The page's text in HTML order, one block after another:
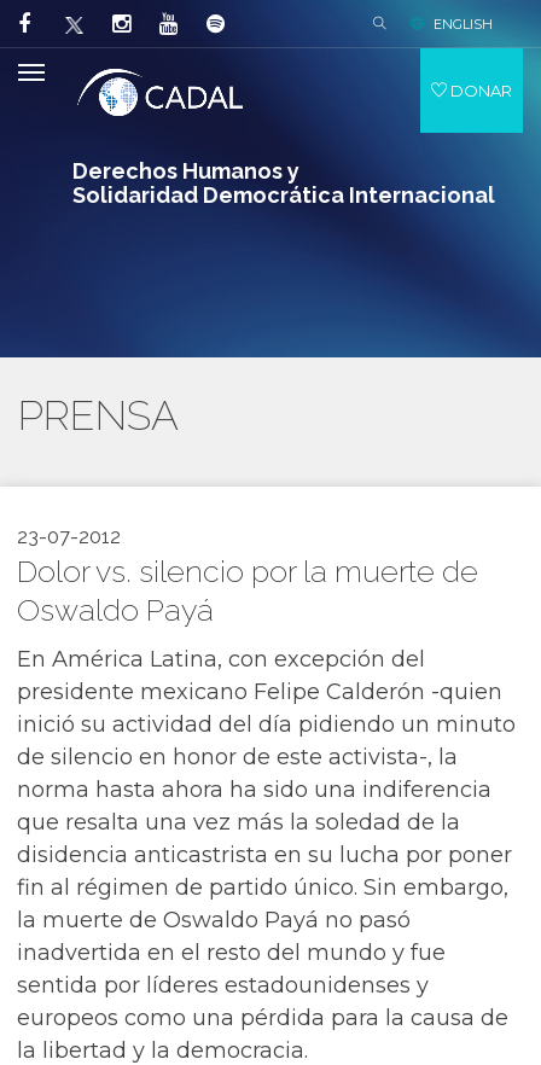
Derechos Humanos y
Solidaridad Democrática Internacional
ENGLISH
DONAR
PRENSA
23-07-2012
Dolor vs. silencio por la muerte de
Oswaldo Payá
En América Latina, con excepción del
presidente mexicano Felipe Calderón -quien
inició su actividad del día pidiendo un minuto
de silencio en honor de este activista-, la
norma hasta ahora ha sido una indiferencia
que resalta una vez más la soledad de la
disidencia anticastrista en su lucha por poner
fin al régimen de partido único. Sin embargo,
la muerte de Oswaldo Payá no pasó
inadvertida en el resto del mundo y fue
sentida por líderes estadounidenses y
europeos como una pérdida para la causa de
la libertad y la democracia.